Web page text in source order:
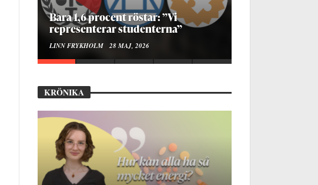
Hur bygger man en Lundakarneval?
ELISE RALSTON SAMUELSON 24 MAJ, 2026
KRÖNIKA